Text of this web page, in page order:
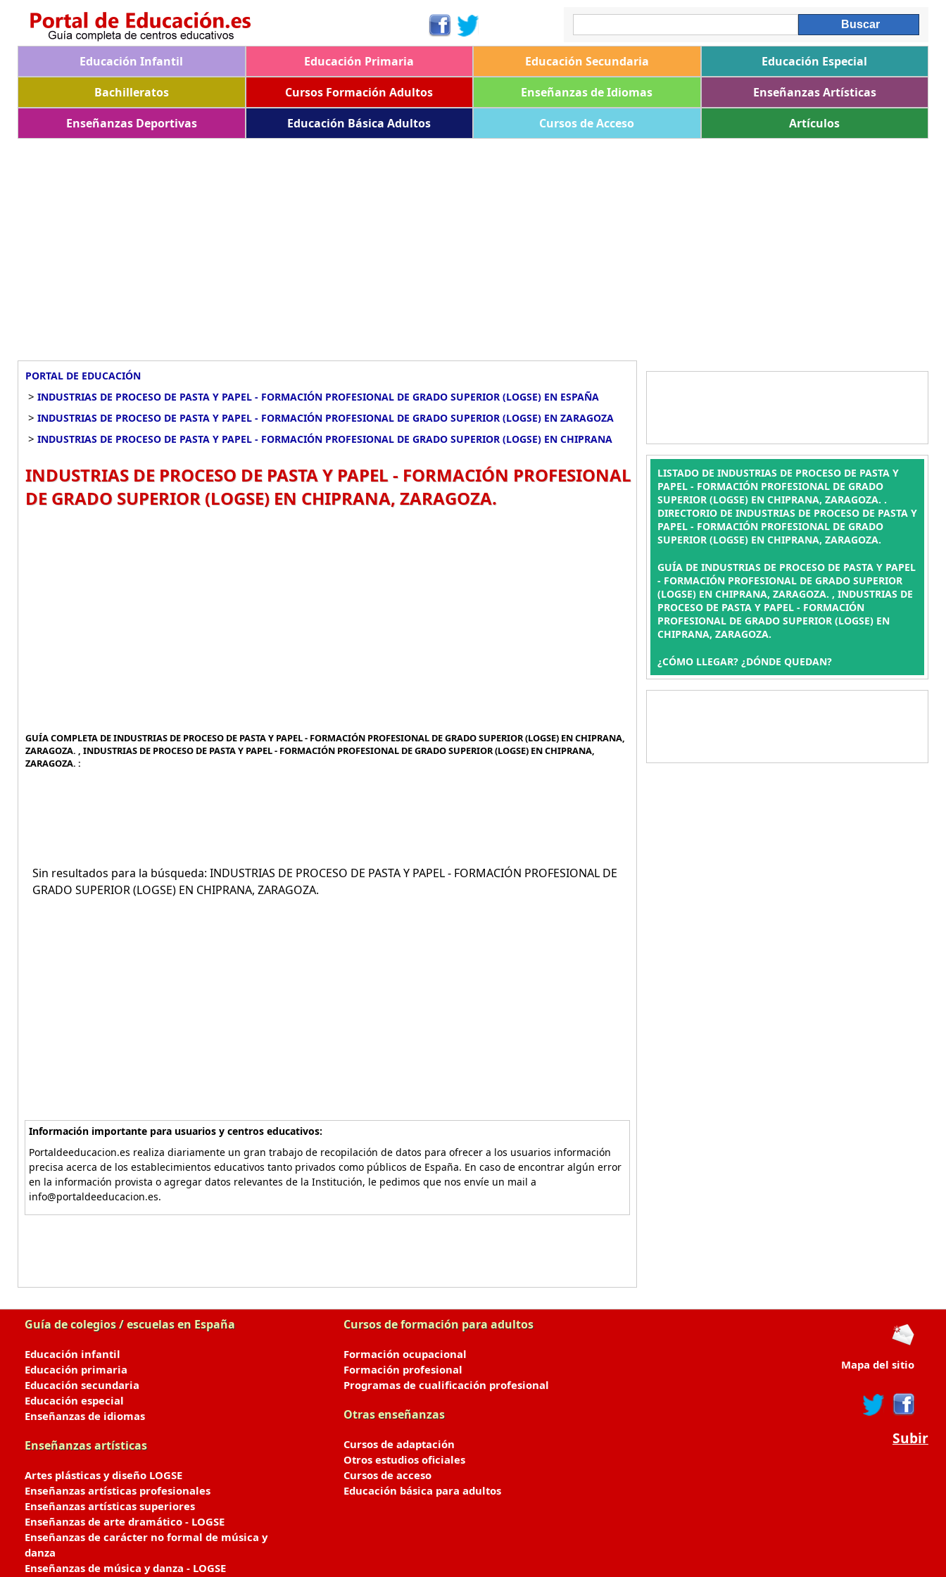
Educación Infantil Educación Primaria Educación Secundaria
Educación Especial
Bachilleratos
Cursos Formación Adultos Enseñanzas de Idiomas
Enseñanzas Artísticas
Enseñanzas Deportivas
Educación Básica Adultos Cursos de Acceso Artículos
PORTAL DE EDUCACIÓN
> INDUSTRIAS DE PROCESO DE PASTA Y PAPEL - FORMACIÓN PROFESIONAL DE GRADO SUPERIOR (LOGSE) EN ESPAÑA
> INDUSTRIAS DE PROCESO DE PASTA Y PAPEL - FORMACIÓN PROFESIONAL DE GRADO SUPERIOR (LOGSE) EN ZARAGOZA
> INDUSTRIAS DE PROCESO DE PASTA Y PAPEL - FORMACIÓN PROFESIONAL DE GRADO SUPERIOR (LOGSE) EN CHIPRANA
INDUSTRIAS DE PROCESO DE PASTA Y PAPEL - FORMACIÓN PROFESIONAL
DE GRADO SUPERIOR (LOGSE) EN CHIPRANA, ZARAGOZA.
GUÍA COMPLETA DE INDUSTRIAS DE PROCESO DE PASTA Y PAPEL - FORMACIÓN PROFESIONAL DE GRADO SUPERIOR (LOGSE) EN CHIPRANA,
ZARAGOZA. , INDUSTRIAS DE PROCESO DE PASTA Y PAPEL - FORMACIÓN PROFESIONAL DE GRADO SUPERIOR (LOGSE) EN CHIPRANA,
ZARAGOZA. :
Sin resultados para la búsqueda: INDUSTRIAS DE PROCESO DE PASTA Y PAPEL - FORMACIÓN PROFESIONAL DE
GRADO SUPERIOR (LOGSE) EN CHIPRANA, ZARAGOZA.
Información importante para usuarios y centros educativos:
Portaldeeducacion.es realiza diariamente un gran trabajo de recopilación de datos para ofrecer a los usuarios información
precisa acerca de los establecimientos educativos tanto privados como públicos de España. En caso de encontrar algún error
en la información provista o agregar datos relevantes de la Institución, le pedimos que nos envíe un mail a
info@portaldeeducacion.es.
LISTADO DE INDUSTRIAS DE PROCESO DE PASTA Y
PAPEL - FORMACIÓN PROFESIONAL DE GRADO
SUPERIOR (LOGSE) EN CHIPRANA, ZARAGOZA. .
DIRECTORIO DE INDUSTRIAS DE PROCESO DE PASTA Y
PAPEL - FORMACIÓN PROFESIONAL DE GRADO
SUPERIOR (LOGSE) EN CHIPRANA, ZARAGOZA.
GUÍA DE INDUSTRIAS DE PROCESO DE PASTA Y PAPEL
- FORMACIÓN PROFESIONAL DE GRADO SUPERIOR
(LOGSE) EN CHIPRANA, ZARAGOZA. , INDUSTRIAS DE
PROCESO DE PASTA Y PAPEL - FORMACIÓN
PROFESIONAL DE GRADO SUPERIOR (LOGSE) EN
CHIPRANA, ZARAGOZA.
¿CÓMO LLEGAR? ¿DÓNDE QUEDAN?
Guía de colegios / escuelas en España
Educación infantil
Educación primaria
Educación secundaria
Educación especial
Enseñanzas de idiomas
Enseñanzas artísticas
Artes plásticas y diseño LOGSE
Enseñanzas artísticas profesionales
Enseñanzas artísticas superiores
Enseñanzas de arte dramático - LOGSE
Enseñanzas de carácter no formal de música y
danza
Enseñanzas de música y danza - LOGSE
Cursos de formación para adultos
Formación ocupacional
Formación profesional
Programas de cualificación profesional
Otras enseñanzas
Cursos de adaptación
Otros estudios oficiales
Cursos de acceso
Educación básica para adultos
Mapa del sitio
Subir